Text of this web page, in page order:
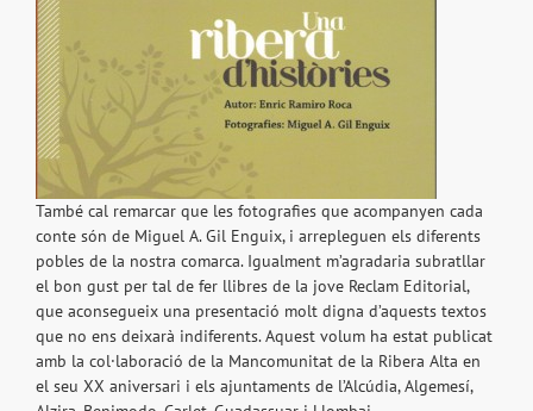
També cal remarcar que les fotografies que acompanyen cada
conte són de Miguel A. Gil Enguix, i arrepleguen els diferents
pobles de la nostra comarca. Igualment m’agradaria subratllar
el bon gust per tal de fer llibres de la jove Reclam Editorial,
que aconsegueix una presentació molt digna d’aquests textos
que no ens deixarà indiferents. Aquest volum ha estat publicat
amb la col·laboració de la Mancomunitat de la Ribera Alta en
el seu XX aniversari i els ajuntaments de l’Alcúdia, Algemesí,